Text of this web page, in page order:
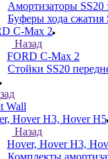
Амортизаторы SS20
Буферы хода сжатия
C-Max 2
Назад
FORD C-Max 2
Стойки SS20
Wall
Hover H3, Hover H5
Назад
Hover, Hover H3,
Комплекты